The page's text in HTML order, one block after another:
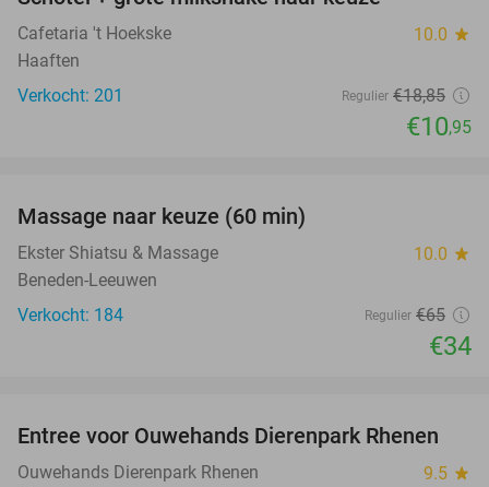
Cafetaria 't Hoekske 10.0 star
Haaften
Verkocht: 201
Regulier €18,85
€10,95
Massage naar keuze (60 min)
Ekster Shiatsu & Massage 10.0 star
Beneden-Leeuwen
Verkocht: 184
Regulier €65
€34
19%
Entree voor Ouwehands Dierenpark Rhenen
Ouwehands Dierenpark Rhenen 9.5 star